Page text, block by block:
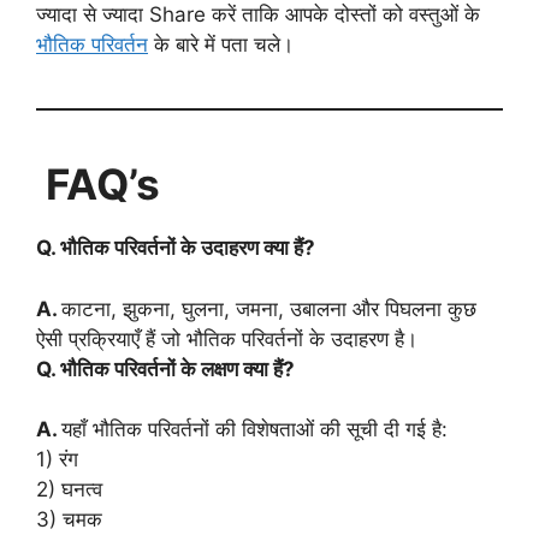
ज्यादा से ज्यादा Share करें ताकि आपके दोस्तों को वस्तुओं के
भौतिक परिवर्तन के बारे में पता चले।
FAQ’s
Q. भौतिक परिवर्तनों के उदाहरण क्या हैं?
A.काटना, झुकना, घुलना, जमना, उबालना और पिघलना कुछ
ऐसी प्रक्रियाएँ हैं जो भौतिक परिवर्तनों के उदाहरण है।
Q. भौतिक परिवर्तनों के लक्षण क्या हैं?
A.यहाँ भौतिक परिवर्तनों की विशेषताओं की सूची दी गई है:
1) रंग
2) घनत्व
3) चमक